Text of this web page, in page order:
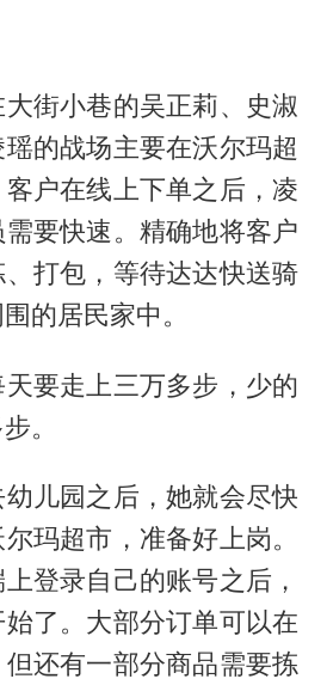
街小巷的吴正莉、史淑
的战场主要在沃尔玛超
户在线上下单之后，凌
要快速。精确地将客户
打包，等待达达快送骑
的居民家中。
要走上三万多步，少的
。
儿园之后，她就会尽快
玛超市，准备好上岗。
登录自己的账号之后，
了。大部分订单可以在
还有一部分商品需要拣